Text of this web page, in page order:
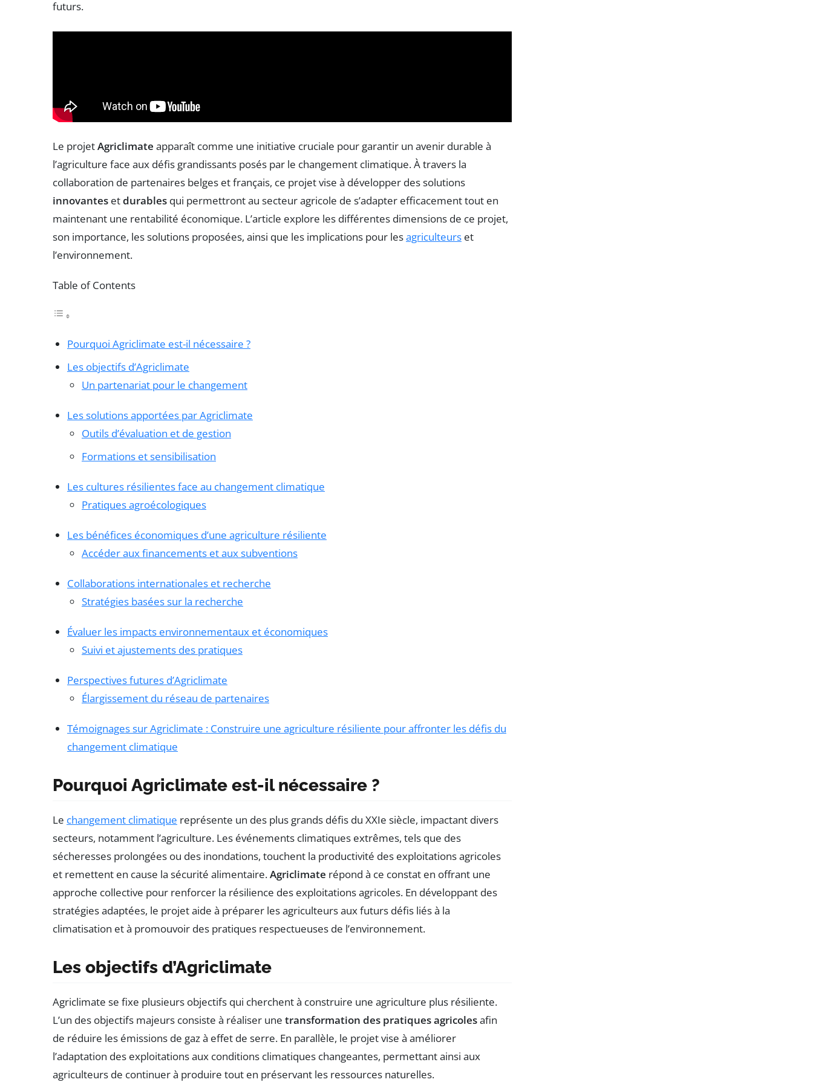
futurs.
Le projetAgriclimate apparaît comme une initiative cruciale pour garantir un avenir durable à
l’agriculture face aux défis grandissants posés par le changement climatique. À travers la
collaboration de partenaires belges et français, ce projet vise à développer des solutions
innovantes etdurables qui permettront au secteur agricole de s’adapter efficacement tout en
maintenant une rentabilité économique. L’article explore les différentes dimensions de ce projet,
son importance, les solutions proposées, ainsi que les implications pour lesagriculteurs et
l’environnement.
Table of Contents
Pourquoi Agriclimate est-il nécessaire ?
Les objectifs d’Agriclimate
Un partenariat pour le changement
Les solutions apportées par Agriclimate
Outils d’évaluation et de gestion
Formations et sensibilisation
Les cultures résilientes face au changement climatique
Pratiques agroécologiques
Les bénéfices économiques d’une agriculture résiliente
Accéder aux financements et aux subventions
Collaborations internationales et recherche
Stratégies basées sur la recherche
Évaluer les impacts environnementaux et économiques
Suivi et ajustements des pratiques
Perspectives futures d’Agriclimate
Élargissement du réseau de partenaires
Témoignages sur Agriclimate : Construire une agriculture résiliente pour affronter les défis du
changement climatique
Pourquoi Agriclimate est-il nécessaire ?
Le changement climatique représente un des plus grands défis du XXIe siècle, impactant divers
secteurs, notamment l’agriculture. Les événements climatiques extrêmes, tels que des
sécheresses prolongées ou des inondations, touchent la productivité des exploitations agricoles
et remettent en cause la sécurité alimentaire.Agriclimate répond à ce constat en offrant une
approche collective pour renforcer la résilience des exploitations agricoles. En développant des
stratégies adaptées, le projet aide à préparer les agriculteurs aux futurs défis liés à la
climatisation et à promouvoir des pratiques respectueuses de l’environnement.
Les objectifs d’Agriclimate
Agriclimate se fixe plusieurs objectifs qui cherchent à construire une agriculture plus résiliente.
L’un des objectifs majeurs consiste à réaliser une transformation des pratiques agricolesafin
de réduire les émissions de gaz à effet de serre. En parallèle, le projet vise à améliorer
l’adaptation des exploitations aux conditions climatiques changeantes, permettant ainsi aux
agriculteurs de continuer à produire tout en préservant les ressources naturelles.